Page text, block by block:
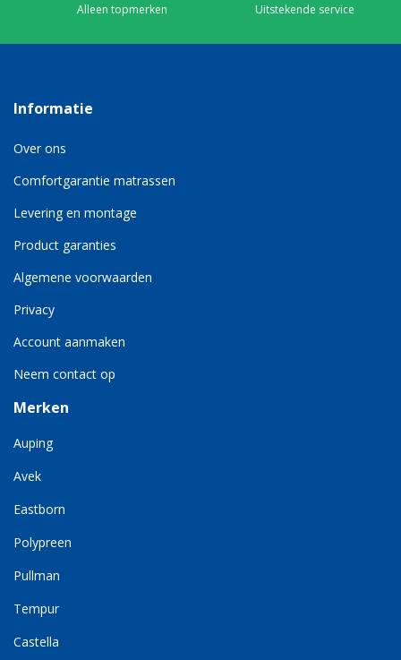
Alleen topmerken Uitstekende service
Informatie
Over ons
Comfortgarantie matrassen
Levering en montage
Product garanties
Algemene voorwaarden
Privacy
Account aanmaken
Neem contact op
Merken
Auping
Avek
Eastborn
Polypreen
Pullman
Tempur
Castella